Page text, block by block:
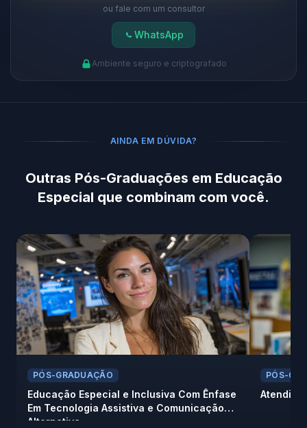
ou fale com um consultor
WhatsApp
Ambiente seguro e criptografado
AINDA EM DÚVIDA?
Outras Pós-Graduações em Educação
Especial que combinam com você.
PÓS-GRADUAÇÃO
Educação Especial e Inclusiva Com Ênfase
Em Tecnologia Assistiva e Comunicação
Alternativa
PÓS-